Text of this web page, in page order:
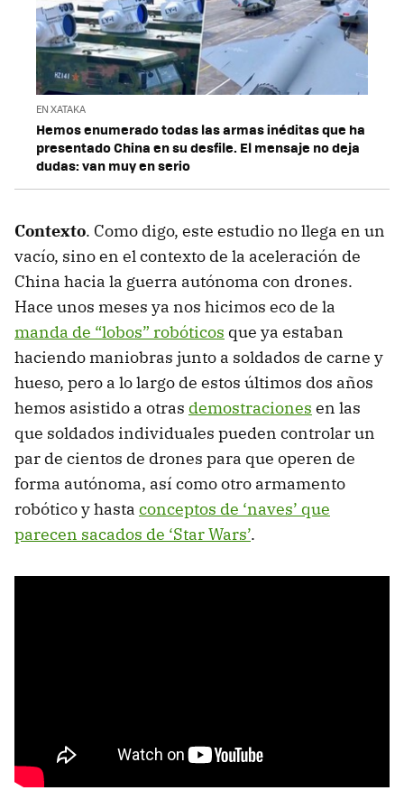
EN XATAKA
Hemos enumerado todas las armas inéditas que ha
presentado China en su desfile. El mensaje no deja
dudas: van muy en serio
Contexto. Como digo, este estudio no llega en un
vacío, sino en el contexto de la aceleración de
China hacia la guerra autónoma con drones.
Hace unos meses ya nos hicimos eco de la
manda de “lobos” robóticos que ya estaban
haciendo maniobras junto a soldados de carne y
hueso, pero a lo largo de estos últimos dos años
hemos asistido a otras demostraciones en las
que soldados individuales pueden controlar un
par de cientos de drones para que operen de
forma autónoma, así como otro armamento
robótico y hasta conceptos de ‘naves’ que
parecen sacados de ‘Star Wars’.